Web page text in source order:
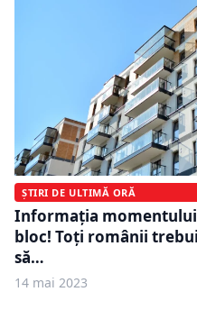
ȘTIRI DE ULTIMĂ ORĂ
Informația momentului
bloc! Toţi românii
să…
14 mai 2023